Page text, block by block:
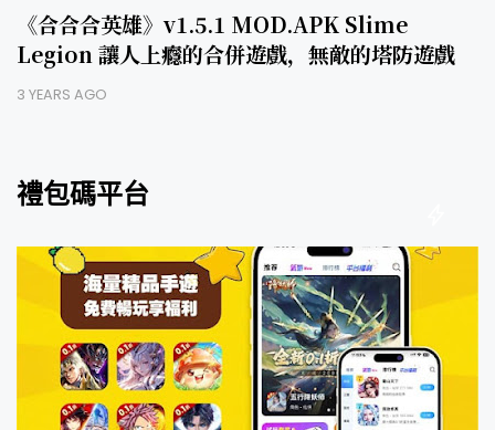
《合合合英雄》v1.5.1 MOD.APK Slime
Legion 讓人上癮的合併遊戲，無敵的塔防遊戲
3 YEARS AGO
禮包碼平台